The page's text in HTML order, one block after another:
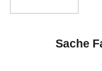
Sache